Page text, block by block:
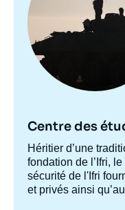
Centre des
Accroche
centre
Héritier d’une
fondation de l’Ifri,
sécurité de l'Ifri
et privés ainsi